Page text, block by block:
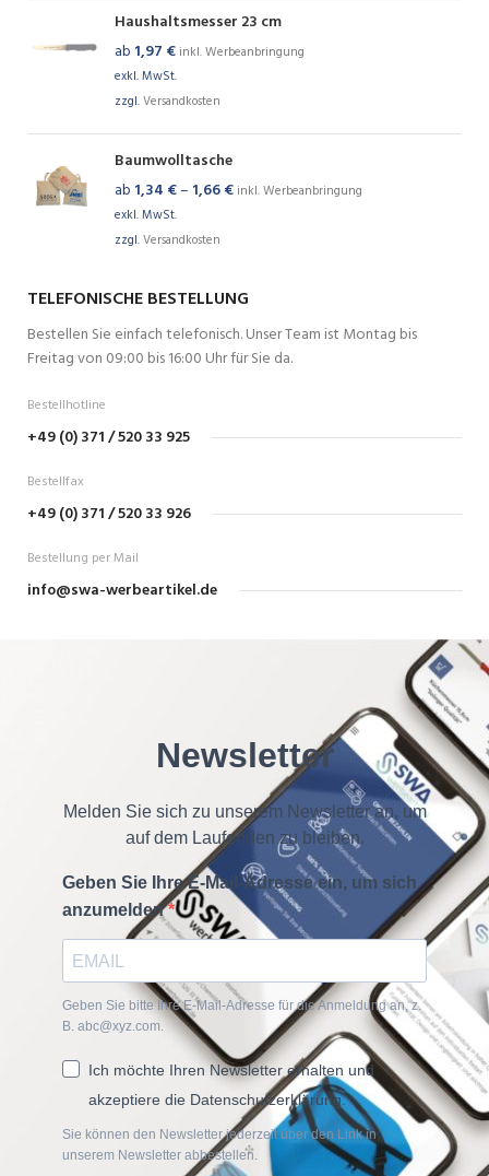
Haushaltsmesser 23 cm
ab 1,97 € inkl. Werbeanbringung
exkl. MwSt.
zzgl.Versandkosten
Baumwolltasche
ab 1,34 €– 1,66€ inkl. Werbeanbringung
exkl. MwSt.
zzgl.Versandkosten
TELEFONISCHE BESTELLUNG
Bestellen Sie einfach telefonisch. Unser Team ist Montag bis
Freitag von 09:00 bis 16:00 Uhr für Sie da.
Bestellhotline
+49 (0) 371 / 520 33 925
Bestellfax
+49 (0) 371 / 520 33 926
Bestellung per Mail
info@swa-werbeartikel.de
Newsletter
Melden Sie sich zu unserem Newsletter an, um
auf dem Laufenden zu bleiben.
Geben Sie Ihre E-Mail-Adresse ein, um sich
anzumelden
Geben Sie bitte Ihre E-Mail-Adresse für die Anmeldung an, z.
B. abc@xyz.com.
Ich möchte Ihren Newsletter erhalten und
akzeptiere die Datenschutzerklärung.
Sie können den Newsletter jederzeit über den Link in
unserem Newsletter abbestellen.